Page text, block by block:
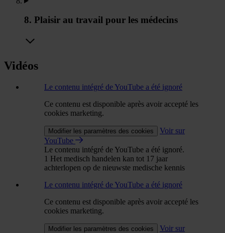
8. Plaisir au travail pour les médecins
Vidéos
Le contenu intégré de YouTube a été ignoré
Ce contenu est disponible après avoir accepté les
cookies marketing.
Modifier les paramètres des cookies
Voir sur
YouTube
Le contenu intégré de YouTube a été ignoré.
1 Het medisch handelen kan tot 17 jaar
achterlopen op de nieuwste medische kennis
Le contenu intégré de YouTube a été ignoré
Ce contenu est disponible après avoir accepté les
cookies marketing.
Modifier les paramètres des cookies
Voir sur